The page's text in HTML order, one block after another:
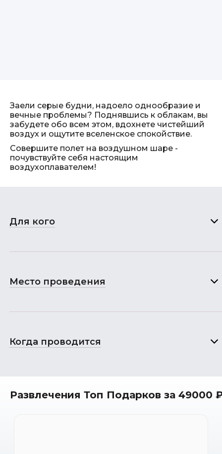
Заели серые будни, надоело однообразие и
вечные проблемы? Поднявшись к облакам, вы
забудете обо всем этом, вдохнете чистейший
воздух и ощутите вселенское спокойствие.
Совершите полет на воздушном шаре -
почувствуйте себя настоящим
воздухоплавателем!
Для кого
Место проведения
Когда проводится
Развлечения Топ Подарков за 49000